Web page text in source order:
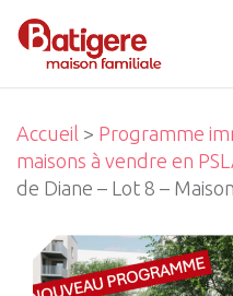
Accueil > Programme
maisons à vendre en
de Diane – Lot 8 –